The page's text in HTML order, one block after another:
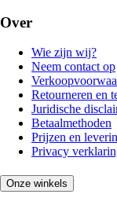
Over
Wie zijn wij?
Neem contact op
Retourneren en
Juridische
Betaalmethoden
Prijzen en
Privacy
Onze winkels